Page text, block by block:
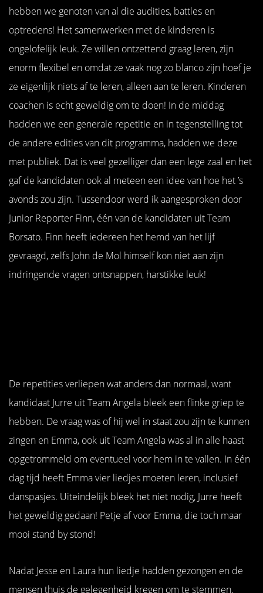
hebben we genoten van al die audities, battles en
optredens! Het samenwerken met de kinderen is
ongelofelijk leuk. Ze willen ontzettend graag leren, zijn
enorm flexibel en omdat ze vaak nog zo blanco zijn hoef je
ze eigenlijk niets af te leren, alleen aan te leren. Kinderen
coachen is echt geweldig om te doen! In de middag
hadden we een generale repetitie en in tegenstelling tot
de andere edities van dit programma, hadden we deze
met publiek. Dat is veel gezelliger dan een lege zaal en het
gaf de kandidaten ook al meteen een idee van hoe het ’s
avonds zou zijn. Tussendoor werd ik aangesproken door
Junior Reporter Finn, één van de kandidaten uit Team
Borsato. Finn heeft iedereen het hemd van het lijf
gevraagd, zelfs John de Mol himself kon niet aan zijn
indringende vragen ontsnappen, harstikke leuk!
De repetities verliepen wat anders dan normaal, want
kandidaat Jurre uit Team Angela bleek een flinke griep te
hebben. De vraag was of hij wel in staat zou zijn te kunnen
zingen en Emma, ook uit Team Angela was al in alle haast
opgetrommeld om eventueel voor hem in te vallen. In één
dag tijd heeft Emma vier liedjes moeten leren, inclusief
danspasjes. Uiteindelijk bleek het niet nodig, Jurre heeft
het geweldig gedaan! Petje af voor Emma, die toch maar
mooi stand by stond!
Nadat Jesse en Laura hun liedje hadden gezongen en de
mensen thuis de gelegenheid kregen om te stemmen,